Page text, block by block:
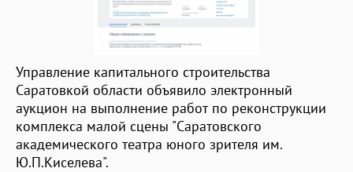
Управление капитального строительства
Саратовкой области объявило электронный
аукцион на выполнение работ по реконструкции
комплекса малой сцены "Саратовского
академического театра юного зрителя им.
Ю.П.Киселева".